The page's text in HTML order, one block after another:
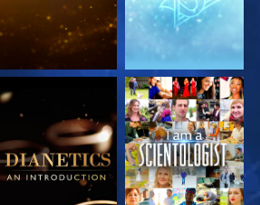
VERKEN DE SERIE KIJK